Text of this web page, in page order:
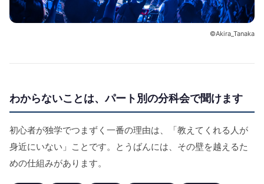
©Akira_Tanaka
わからないことは、パート別の分科会で聞けます
初心者が独学でつまずく一番の理由は、「教えてくれる人が
身近にいない」ことです。とうばんには、その壁を越えるた
めの仕組みがあります。